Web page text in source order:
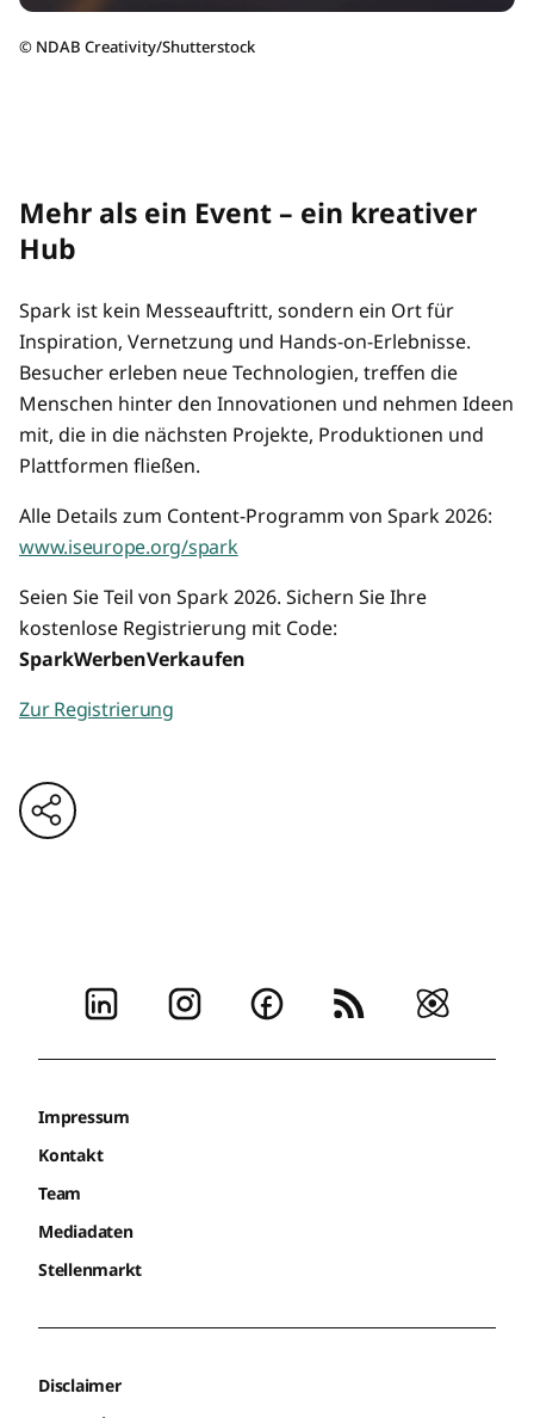
© NDAB Creativity/Shutterstock
Mehr als ein Event – ein kreativer
Hub
Spark ist kein Messeauftritt, sondern ein Ort für
Inspiration, Vernetzung und Hands-on-Erlebnisse.
Besucher erleben neue Technologien, treffen die
Menschen hinter den Innovationen und nehmen Ideen
mit, die in die nächsten Projekte, Produktionen und
Plattformen fließen.
Alle Details zum Content-Programm von Spark 2026:
www.iseurope.org/spark
Seien Sie Teil von Spark 2026. Sichern Sie Ihre
kostenlose Registrierung mit Code:
SparkWerbenVerkaufen
Zur Registrierung
Impressum
Kontakt
Team
Mediadaten
Stellenmarkt
Disclaimer